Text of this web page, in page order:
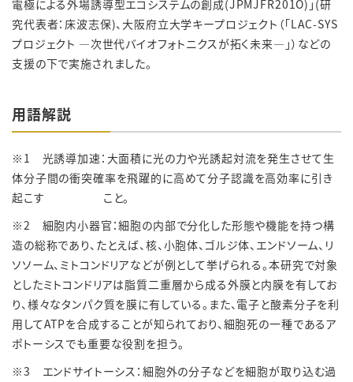
電極による外場誘導型エコシステムの創成(JPMJFR201O)」(研
究代表者：床波志保)、大阪府立大学キープロジェクト（「LAC-SYS
プロジェクト ―次世代バイオフォトニクスが拓く未来―」）などの
支援の下で実施されました。
用語解説
※1 光誘導加速：大面積に光の力や光誘起対流を発生させて生
体分子間の衝突確率を飛躍的に高めて分子認識を高効率に引き
起こす こと。
※2 細胞内小器官：細胞の内部で分化した形態や機能を持つ構
造の総称であり、たとえば、核、小胞体、ゴルジ体、エンドソーム、リ
ソソーム、ミトコンドリアなどが例として挙げられる。本研究で対象
としたミトコンドリアは脂質二重層から成る外膜と内膜を有してお
り、様々なタンパク質を膜に有している。また、電子と酸素分子を利
用してATPを合成することが知られており、細胞死の一種であるア
ポトーシスでも重要な役割を担う。
※3 エンドサイトーシス：細胞外の分子などを細胞が取り込む過